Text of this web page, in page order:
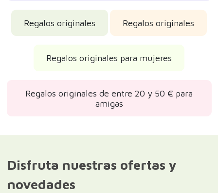
Regalos originales Regalos originales
Regalos originales para mujeres
Regalos originales de entre 20 y 50 € para
amigas
Disfruta nuestras ofertas y
novedades